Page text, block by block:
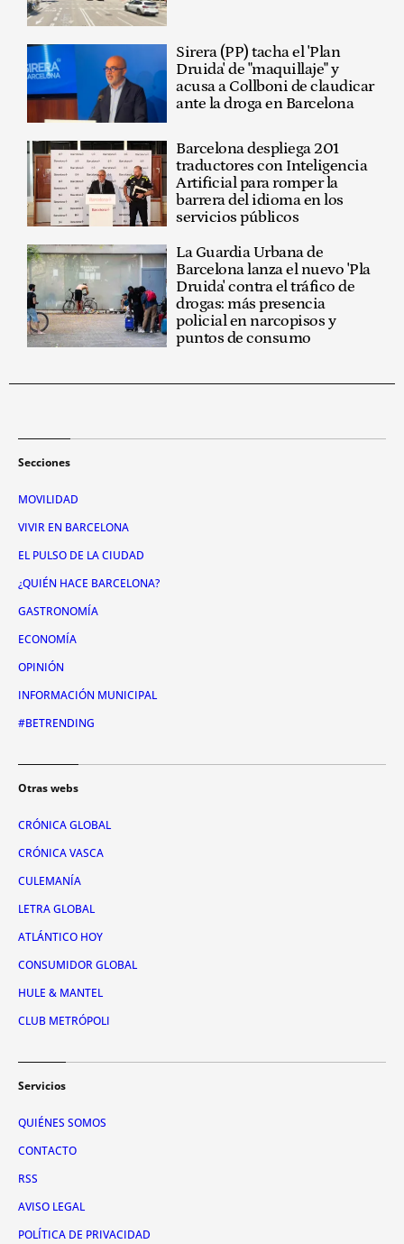
Sirera (PP) tacha el 'Plan
Druida' de "maquillaje" y
acusa a Collboni de claudicar
ante la droga en Barcelona
Barcelona despliega 201
traductores con Inteligencia
Artificial para romper la
barrera del idioma en los
servicios públicos
La Guardia Urbana de
Barcelona lanza el nuevo 'Pla
Druida' contra el tráfico de
drogas: más presencia
policial en narcopisos y
puntos de consumo
Secciones
MOVILIDAD
VIVIR EN BARCELONA
EL PULSO DE LA CIUDAD
¿QUIÉN HACE BARCELONA?
GASTRONOMÍA
ECONOMÍA
OPINIÓN
INFORMACIÓN MUNICIPAL
#BETRENDING
Otras webs
CRÓNICA GLOBAL
CRÓNICA VASCA
CULEMANÍA
LETRA GLOBAL
ATLÁNTICO HOY
CONSUMIDOR GLOBAL
HULE & MANTEL
CLUB METRÓPOLI
Servicios
QUIÉNES SOMOS
CONTACTO
RSS
AVISO LEGAL
POLÍTICA DE PRIVACIDAD